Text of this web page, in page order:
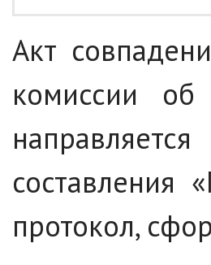
Акт
комиссии
составления
протокол,